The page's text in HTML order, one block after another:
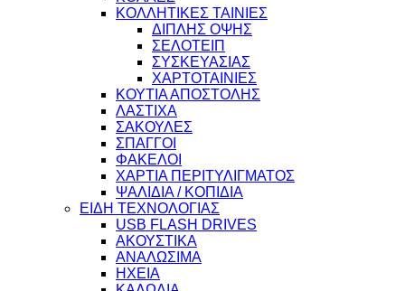
ΚΟΛΛΗΤΙΚΕΣ ΤΑΙΝΙΕΣ
ΔΙΠΛΗΣ ΟΨΗΣ
ΣΕΛΟΤΕΙΠ
ΣΥΣΚΕΥΑΣΙΑΣ
ΧΑΡΤΟΤΑΙΝΙΕΣ
ΚΟΥΤΙΑ ΑΠΟΣΤΟΛΗΣ
ΛΑΣΤΙΧΑ
ΣΑΚΟΥΛΕΣ
ΣΠΑΓΓΟΙ
ΦΑΚΕΛΟΙ
ΧΑΡΤΙΑ ΠΕΡΙΤΥΛΙΓΜΑΤΟΣ
ΨΑΛΙΔΙΑ / ΚΟΠΙΔΙΑ
ΕΙΔΗ ΤΕΧΝΟΛΟΓΙΑΣ
USB FLASH DRIVES
ΑΚΟΥΣΤΙΚΑ
ΑΝΑΛΩΣΙΜΑ
ΗΧΕΙΑ